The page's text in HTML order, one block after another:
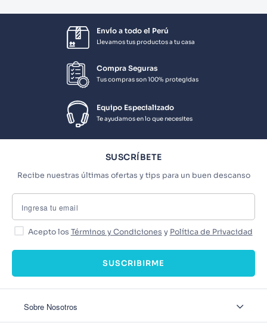
Envío a todo el Perú
Llevamos tus productos a tu casa
Compra Seguras
Tus compras son 100% protegidas
Equipo Especializado
Te ayudamos en lo que necesites
SUSCRÍBETE
Recibe nuestras últimas ofertas y tips para un buen descanso
Acepto los Términos y Condiciones y Política de Privacidad
SUSCRIBIRME
Sobre Nosotros